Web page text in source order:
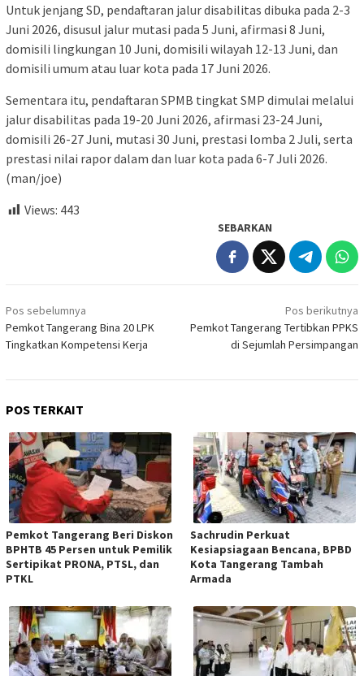
Untuk jenjang SD, pendaftaran jalur disabilitas dibuka pada 2-3
Juni 2026, disusul jalur mutasi pada 5 Juni, afirmasi 8 Juni,
domisili lingkungan 10 Juni, domisili wilayah 12-13 Juni, dan
domisili umum atau luar kota pada 17 Juni 2026.
Sementara itu, pendaftaran SPMB tingkat SMP dimulai melalui
jalur disabilitas pada 19-20 Juni 2026, afirmasi 23-24 Juni,
domisili 26-27 Juni, mutasi 30 Juni, prestasi lomba 2 Juli, serta
prestasi nilai rapor dalam dan luar kota pada 6-7 Juli 2026.
(man/joe)
Views: 443
SEBARKAN
Navigasi
pos
Pos sebelumnya
Pemkot Tangerang Bina 20 LPK
Tingkatkan Kompetensi Kerja
Pos berikutnya
Pemkot Tangerang Tertibkan PPKS
di Sejumlah Persimpangan
POS TERKAIT
Pemkot Tangerang Beri Diskon
BPHTB 45 Persen untuk Pemilik
Sertipikat PRONA, PTSL, dan
PTKL
Sachrudin Perkuat
Kesiapsiagaan Bencana, BPBD
Kota Tangerang Tambah
Armada